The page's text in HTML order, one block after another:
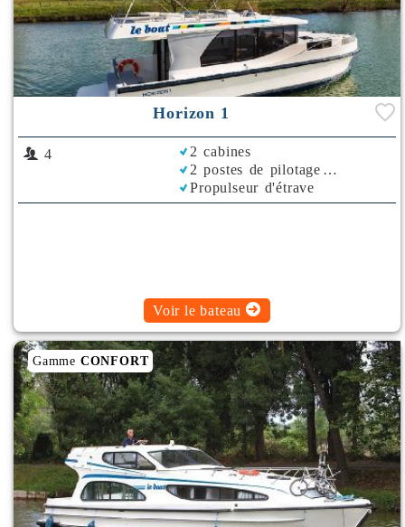
Horizon 1
4
2 cabines
2 postes de pilotage
Propulseur d'étrave
Rafraichisseur d'Air
Voir le bateau
Gamme CONFORT